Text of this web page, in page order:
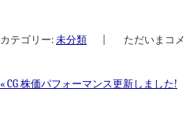
カテゴリー: 未分類 ただいまコ
« CG 株価パフォーマンス更新しました!